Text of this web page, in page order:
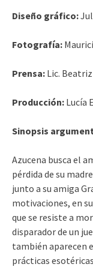
Diseño gráfico:
Fotografía:
Prensa: Lic.
Producción: Lucía
Sinopsis
Azucena busca el
pérdida de su
junto a su amiga
motivaciones, en
que se resiste a
disparador de un
también aparecen
prácticas